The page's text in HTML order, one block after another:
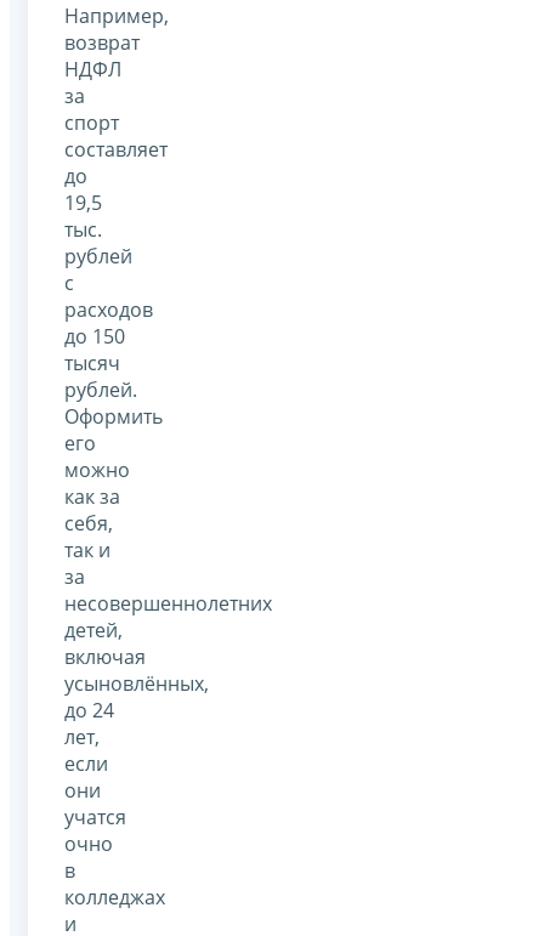
Например,
возврат
НДФЛ
за
спорт
составляет
до
19,5
тыс.
рублей
с
расходов
до 150
тысяч
рублей.
Оформить
его
можно
как за
себя,
так и
за
несовершеннолетних
детей,
включая
усыновлённых,
до 24
лет,
если
они
учатся
очно
в
колледжах
и